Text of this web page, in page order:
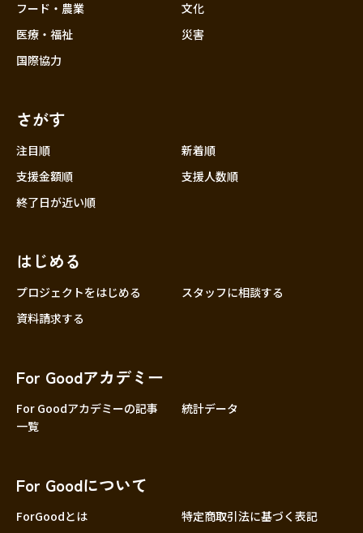
フード・農業
医療・福祉
国際協力
文化
災害
さがす
注目順
新着順
支援金額順
支援人数順
終了日が近い順
はじめる
プロジェクトをはじめる
スタッフに相談する
資料請求する
For Goodアカデミー
For Goodアカデミーの記事
一覧
統計データ
For Goodについて
ForGoodとは
特定商取引法に基づく表記